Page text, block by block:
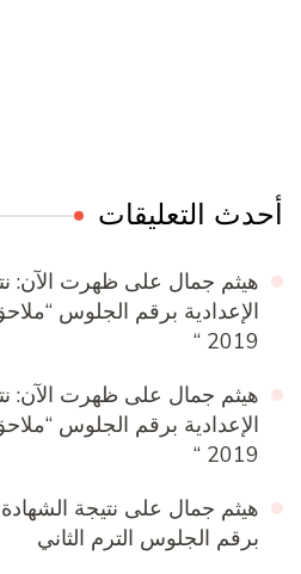
أحدث التعليقات
هيثم جمال على ظهرت الآن:
الإعدادية برقم الجلوس
2019 “
هيثم جمال على ظهرت الآن:
الإعدادية برقم الجلوس
2019 “
هيثم جمال على
برقم الجلوس الترم الثاني